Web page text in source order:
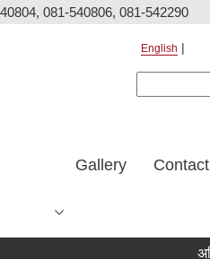
081-540806, 081-542290
English
Gallery Contact